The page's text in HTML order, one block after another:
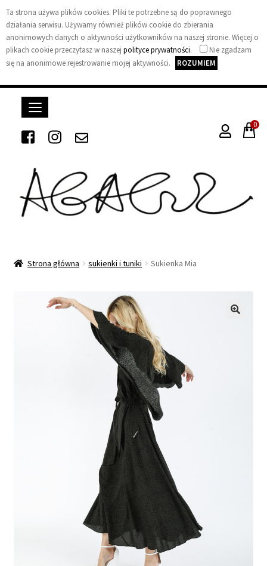
Ta strona używa plików cookies. Pliki te potrzebne są do poprawnego
działania serwisu. Używamy również plików cookie do zbierania
anonimowych danych o aktywności użytkowników na naszej stronie. Więcej o
plikach cookie przeczytasz w naszej polityce prywatności.
Nie zgadzam
się na anonimowe rejestrowanie mojej aktywności.
ROZUMIEM
A
A
U
Z
S
K
L
E
P
T
0
Strona główna sukienki i tuniki Sukienka Mia